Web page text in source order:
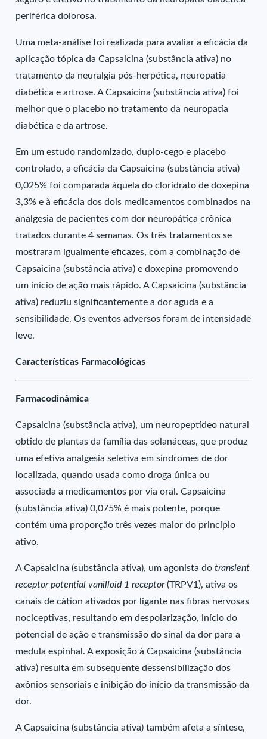
periférica dolorosa.
Uma meta-análise foi realizada para avaliar a eficácia da
aplicação tópica da Capsaicina (substância ativa) no
tratamento da neuralgia pós-herpética, neuropatia
diabética e artrose. A Capsaicina (substância ativa) foi
melhor que o placebo no tratamento da neuropatia
diabética e da artrose.
Em um estudo randomizado, duplo-cego e placebo
controlado, a eficácia da Capsaicina (substância ativa)
0,025% foi comparada àquela do cloridrato de doxepina
3,3% e à eficácia dos dois medicamentos combinados na
analgesia de pacientes com dor neuropática crônica
tratados durante 4 semanas. Os três tratamentos se
mostraram igualmente eficazes, com a combinação de
Capsaicina (substância ativa) e doxepina promovendo
um início de ação mais rápido. A Capsaicina (substância
ativa) reduziu significantemente a dor aguda e a
sensibilidade. Os eventos adversos foram de intensidade
leve.
Características Farmacológicas
Farmacodinâmica
Capsaicina (substância ativa), um neuropeptídeo natural
obtido de plantas da família das solanáceas, que produz
uma efetiva analgesia seletiva em síndromes de dor
localizada, quando usada como droga única ou
associada a medicamentos por via oral. Capsaicina
(substância ativa) 0,075% é mais potente, porque
contém uma proporção três vezes maior do princípio
ativo.
A Capsaicina (substância ativa), um agonista dotransient
receptor potential vanilloid 1 receptor(TRPV1), ativa os
canais de cátion ativados por ligante nas fibras nervosas
nociceptivas, resultando em despolarização, início do
potencial de ação e transmissão do sinal da dor para a
medula espinhal. A exposição à Capsaicina (substância
ativa) resulta em subsequente dessensibilização dos
axônios sensoriais e inibição do início da transmissão da
dor.
A Capsaicina (substância ativa) também afeta a síntese,